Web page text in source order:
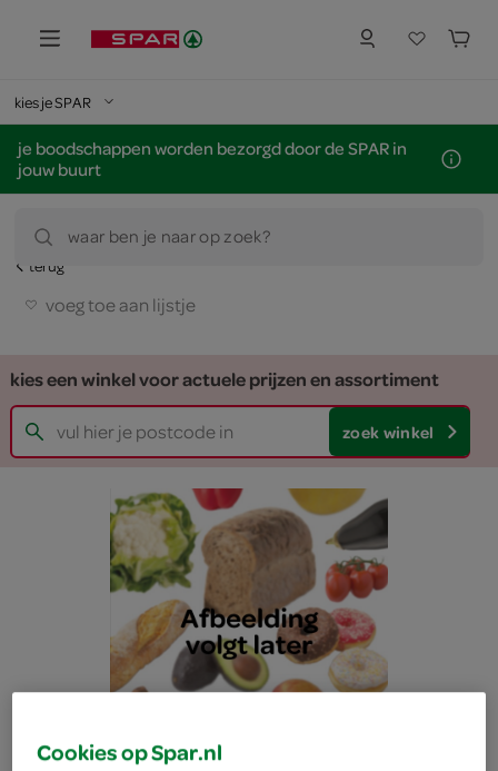
kies je SPAR
je boodschappen worden bezorgd door de SPAR in
jouw buurt
waar ben je naar op zoek?
terug
voeg toe aan lijstje
kies een winkel voor actuele prijzen en assortiment
zoek winkel
Cookies op Spar.nl